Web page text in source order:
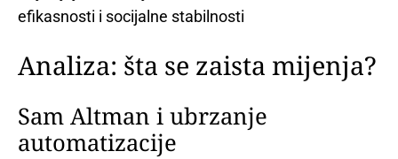
efikasnosti i socijalne stabilnosti
Analiza: šta se zaista mijenja?
Sam Altman i ubrzanje
automatizacije